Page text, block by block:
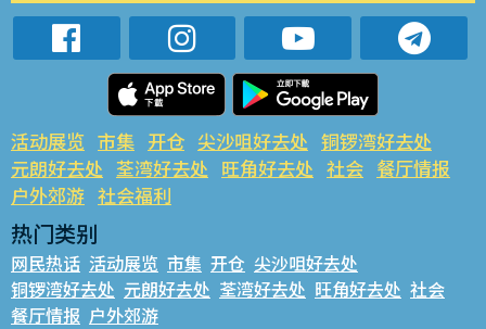
活动展览 市集 开仓 尖沙咀好去处 铜锣湾好去处
元朗好去处 荃湾好去处 旺角好去处 社会 餐厅情报
户外郊游 社会福利
热门类别
网民热话 活动展览 市集 开仓 尖沙咀好去处
铜锣湾好去处 元朗好去处 荃湾好去处 旺角好去处 社会
餐厅情报 户外郊游